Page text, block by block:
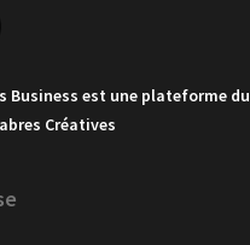
Business est une plateforme du
Créatives